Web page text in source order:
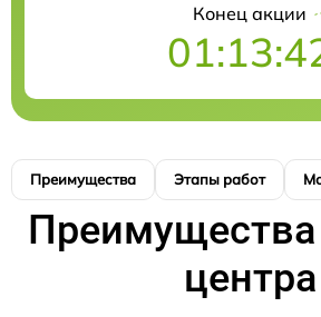
Конец акции
Преимущества Этапы работ
Преимущества
центра